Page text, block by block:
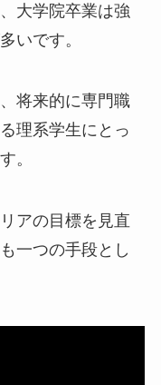
大学院卒業は強
いです。
将来的に専門職
理系学生にとっ
。
アの目標を見直
一つの手段とし